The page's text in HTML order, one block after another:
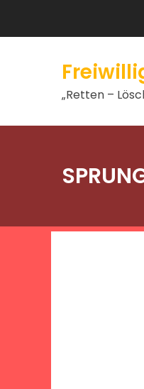
„Retten –